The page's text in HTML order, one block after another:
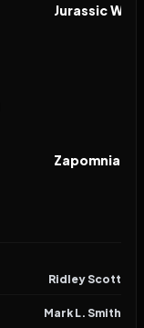
FILM
FILM
Zapomniana
Ridley Scott
Mark L. Smith